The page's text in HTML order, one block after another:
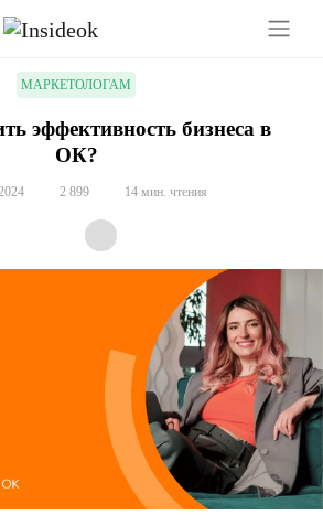
МАРКЕТОЛОГАМ
эффективность бизнеса в
ОК?
2 899 14 мин. чтения